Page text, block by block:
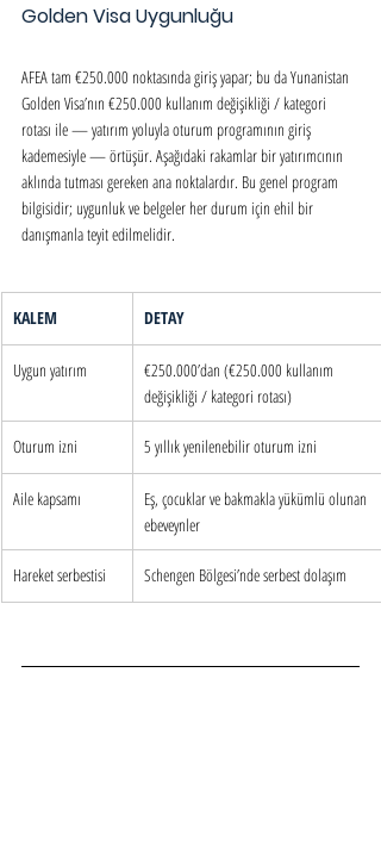
Golden Visa Uygunluğu
AFEA tam €250.000 noktasında giriş yapar; bu da Yunanistan
Golden Visa’nın €250.000 kullanım değişikliği / kategori
rotası ile — yatırım yoluyla oturum programının giriş
kademesiyle — örtüşür. Aşağıdaki rakamlar bir yatırımcının
aklında tutması gereken ana noktalardır. Bu genel program
bilgisidir; uygunluk ve belgeler her durum için ehil bir
danışmanla teyit edilmelidir.
KALEM DETAY
Uygun yatırım
€250.000’dan (€250.000 kullanım
değişikliği / kategori rotası)
Oturum izni 5 yıllık yenilenebilir oturum izni
Aile kapsamı
Eş, çocuklar ve bakmakla yükümlü olunan
ebeveynler
Hareket serbestisi Schengen Bölgesi’nde serbest dolaşım